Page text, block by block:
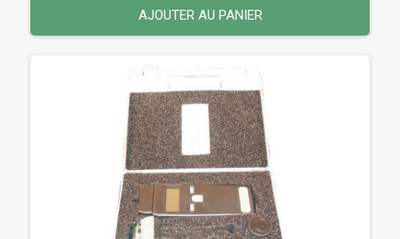
AJOUTER AU PANIER